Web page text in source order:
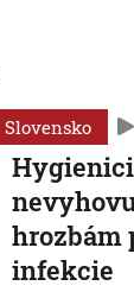
Slovensko
hrozbám
infekcie